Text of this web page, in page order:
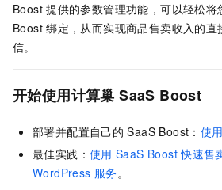
Boost 提供的参数管理功能，可以轻松将
Boost 绑定，从而实现商品售卖收入的直
信。
开始使用计算巢 SaaS Boost
部署并配置自己的 SaaS Boost： 使用
最佳实践： 使用 SaaS Boost 快速售
WordPress 服务。